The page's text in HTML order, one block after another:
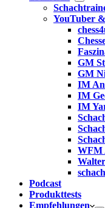
YouTuber
GM
GM
IM
IM
IM
WFM
Podcast
Produkttests
Empfehlungen